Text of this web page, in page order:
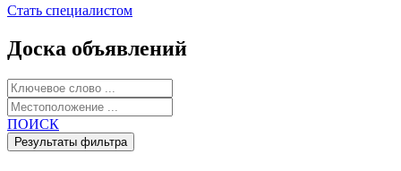
Стать специалистом
Доска объявлений
ПОИСК